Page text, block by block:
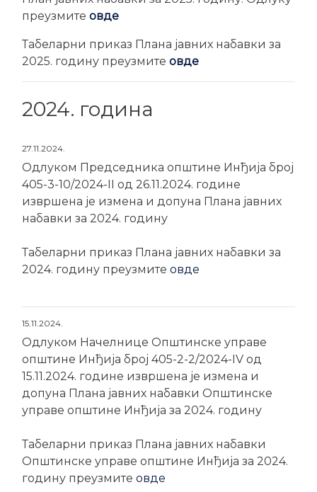
преузмите овде
Табеларни приказ Плана јавних набавки за
2025. годину преузмите овде
2024. година
27.11.2024.
Одлуком Председника општине Инђија број
405-3-10/2024-II од 26.11.2024. године
извршена је измена и допуна Плана јавних
набавки за 2024. годину
Табеларни приказ Плана јавних набавки за
2024. годину преузмите овде
15.11.2024.
Одлуком Начелнице Општинске управе
општине Инђија број 405-2-2/2024-IV од
15.11.2024. године извршена је измена и
допуна Плана јавних набавки Општинске
управе општине Инђија за 2024. годину
Табеларни приказ Плана јавних набавки
Општинске управе општине Инђија за 2024.
годину преузмите овде